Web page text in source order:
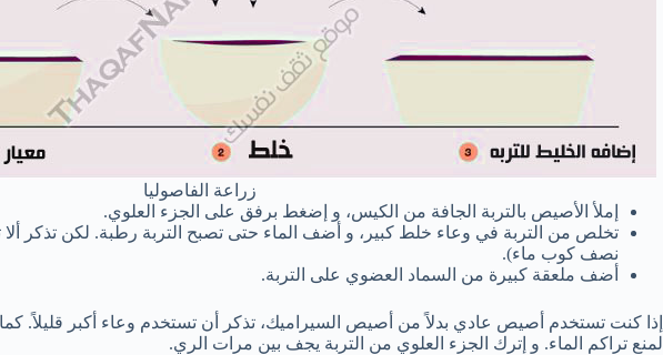
زراعة الفاصوليا
إملأ الأصيص بالتربة الجافة من الكيس، و إضغط برفق على الجزء العلوي.
تخلص من التربة في وعاء خلط كبير، و أضف الماء حتى تصبح التربة رطبة. لكن تذكر
نصف كوب ماء).
أضف ملعقة كبيرة من السماد العضوي على التربة.
إذا كنت تستخدم أصيص عادي بدلاً من أصيص السيراميك، تذكر أن تستخدم وعاء أكبر قليلاً.
لمنع تراكم الماء. و إترك الجزء العلوي من التربة يجف بين مرات الري.